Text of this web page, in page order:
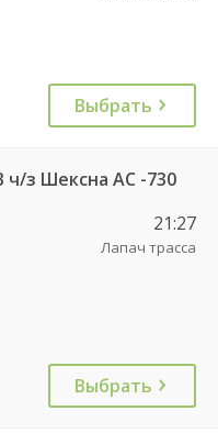
Выбрать
з Шексна АC -730
21:27
Лапач трасса
Выбрать